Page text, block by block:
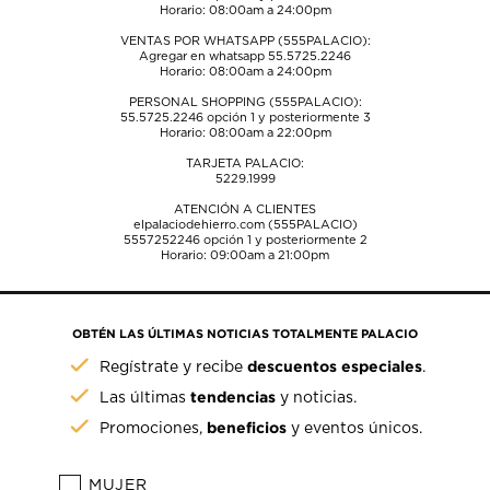
Horario: 08:00am a 24:00pm
VENTAS POR WHATSAPP (555PALACIO):
Agregar en whatsapp 55.5725.2246
Horario: 08:00am a 24:00pm
PERSONAL SHOPPING (555PALACIO):
55.5725.2246opción 1 y posteriormente 3
Horario: 08:00am a 22:00pm
TARJETA PALACIO:
5229.1999
ATENCIÓN A CLIENTES
elpalaciodehierro.com (555PALACIO)
5557252246opción 1 y posteriormente 2
Horario: 09:00am a 21:00pm
OBTÉN LAS ÚLTIMAS NOTICIAS TOTALMENTE PALACIO
Regístrate y recibedescuentos especiales.
Las últimastendencias y noticias.
Promociones, beneficios y eventos únicos.
MUJER